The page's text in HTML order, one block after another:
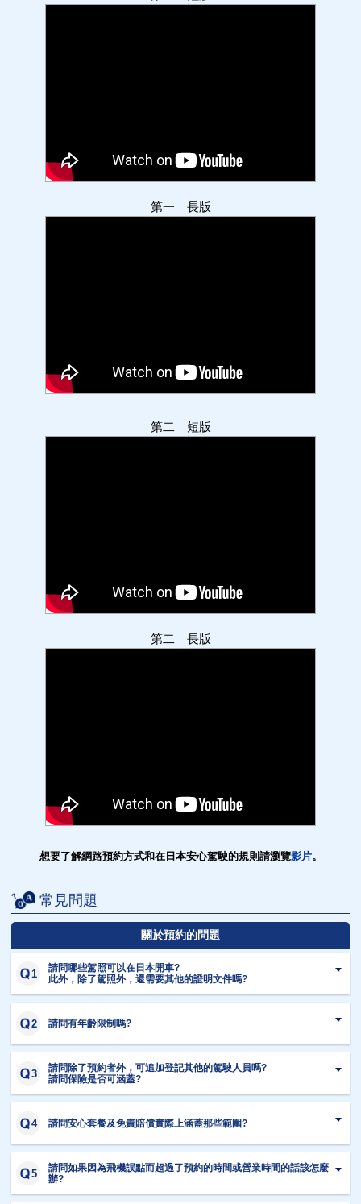
第一 長版
第二 短版
第二 長版
想要了解網路預約方式和在日本安心駕駛的規則請瀏覽影片。
常見問題
關於預約的問題
請問哪些駕照可以在日本開車?
此外，除了駕照外，還需要其他的證明文件嗎?
請問有年齡限制嗎?
請問除了預約者外，可追加登記其他的駕駛人員嗎?
請問保險是否可涵蓋?
請問安心套餐及免責賠償實際上涵蓋那些範圍?
請問如果因為飛機誤點而超過了預約的時間或營業時間的話該怎麼
辦?